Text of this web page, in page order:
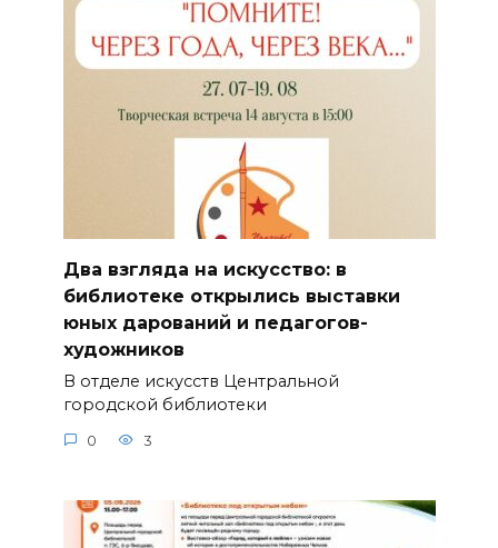
Два взгляда на искусство: в
библиотеке открылись выставки
юных дарований и педагогов-
художников
В отделе искусств Центральной
городской библиотеки
0 3